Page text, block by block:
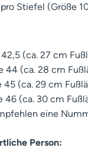
pro Stiefel (Größe
(ca. 27 cm
44 (ca. 28 cm
45 (ca. 29 cm
46 (ca. 30 cm
eine
Person: